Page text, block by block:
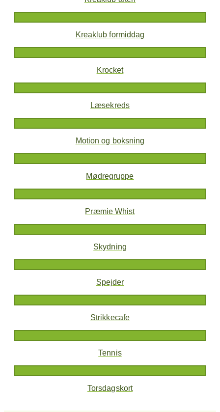
Kreaklub formiddag
Krocket
Læsekreds
Motion og boksning
Mødregruppe
Præmie Whist
Skydning
Spejder
Strikkecafe
Tennis
Torsdagskort